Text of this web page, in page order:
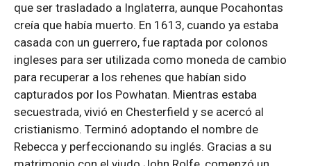
que ser trasladado a Inglaterra, aunque Pocahontas
creía que había muerto. En 1613, cuando ya estaba
casada con un guerrero, fue raptada por colonos
ingleses para ser utilizada como moneda de cambio
para recuperar a los rehenes que habían sido
capturados por los Powhatan. Mientras estaba
secuestrada, vivió en Chesterfield y se acercó al
cristianismo. Terminó adoptando el nombre de
Rebecca y perfeccionando su inglés. Gracias a su